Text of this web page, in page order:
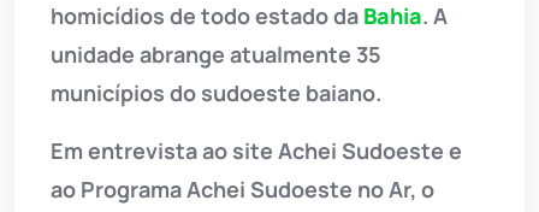
homicídios de todo estado da Bahia. A
unidade abrange atualmente 35
municípios do sudoeste baiano.
Em entrevista ao site Achei Sudoeste e
ao Programa Achei Sudoeste no Ar, o